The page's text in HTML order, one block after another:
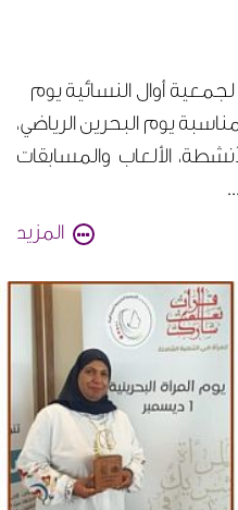
لجمعية أوال النسائية يوم
2025، فعالية بمناسبة يوم البحرين الرياضي،
الألعاب والمسابقات
المزيد